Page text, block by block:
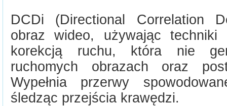
DCDi (Directional Correlation
obraz wideo, używając techniki
korekcją ruchu, która nie
ruchomych obrazach oraz
Wypełnia przerwy
śledząc przejścia krawędzi.